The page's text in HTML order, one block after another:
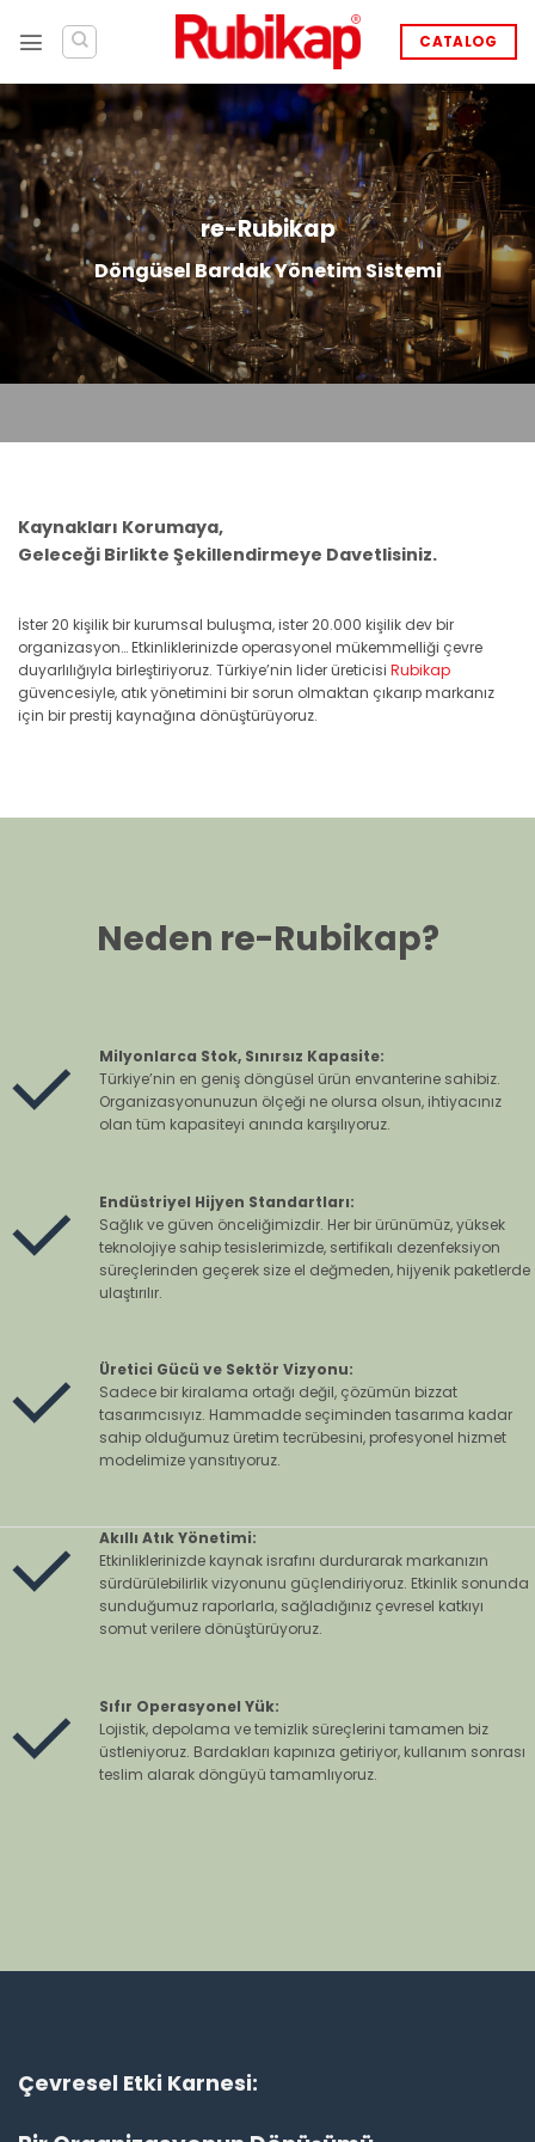
CATALOG
re-Rubikap
Döngüsel Bardak Yönetim Sistemi
Kaynakları Korumaya,
Geleceği Birlikte Şekillendirmeye Davetlisiniz.
İster 20 kişilik bir kurumsal buluşma, ister 20.000 kişilik dev bir
organizasyon… Etkinliklerinizde operasyonel mükemmelliği çevre
duyarlılığıyla birleştiriyoruz. Türkiye’nin lider üreticisi Rubikap
güvencesiyle, atık yönetimini bir sorun olmaktan çıkarıp markanız
için bir prestij kaynağına dönüştürüyoruz.
Neden re-Rubikap?
Milyonlarca Stok, Sınırsız Kapasite:
Türkiye’nin en geniş döngüsel ürün envanterine sahibiz.
Organizasyonunuzun ölçeği ne olursa olsun, ihtiyacınız
olan tüm kapasiteyi anında karşılıyoruz.
Endüstriyel Hijyen Standartları:
Sağlık ve güven önceliğimizdir. Her bir ürünümüz, yüksek
teknolojiye sahip tesislerimizde, sertifikalı dezenfeksiyon
süreçlerinden geçerek size el değmeden, hijyenik paketlerde
ulaştırılır.
Üretici Gücü ve Sektör Vizyonu:
Sadece bir kiralama ortağı değil, çözümün bizzat
tasarımcısıyız. Hammadde seçiminden tasarıma kadar
sahip olduğumuz üretim tecrübesini, profesyonel hizmet
modelimize yansıtıyoruz.
Akıllı Atık Yönetimi:
Etkinliklerinizde kaynak israfını durdurarak markanızın
sürdürülebilirlik vizyonunu güçlendiriyoruz. Etkinlik sonunda
sunduğumuz raporlarla, sağladığınız çevresel katkıyı
somut verilere dönüştürüyoruz.
Sıfır Operasyonel Yük:
Lojistik, depolama ve temizlik süreçlerini tamamen biz
üstleniyoruz. Bardakları kapınıza getiriyor, kullanım sonrası
teslim alarak döngüyü tamamlıyoruz.
Çevresel Etki Karnesi: